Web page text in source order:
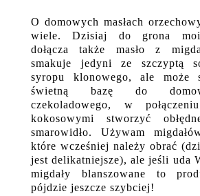
O domowych masłach
wiele. Dzisiaj do grona
dołącza także masło z
smakuje jedyni ze szczyptą
syropu klonowego, ale może
świetną bazę do
czekoladowego, w
kokosowymi stworzyć
smarowidło. Używam
które wcześniej należy obrać
jest delikatniejsze), ale jeśli uda
migdały blanszowane to
pójdzie jeszcze szybciej!